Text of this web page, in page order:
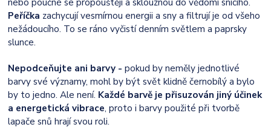
Peříčka zachycují vesmírnou energii a sny a filtrují je od všeho
nežádoucího. To se ráno vyčistí denním světlem a paprsky
slunce.
Nepodceňujte ani barvy -pokud by neměly jednotlivé
barvy své významy, mohl by být svět klidně černobílý a bylo
by to jedno. Ale není. Každé barvě je přisuzován jiný účinek
a energetická vibrace, proto i barvy použité při tvorbě
lapače snů hrají svou roli.